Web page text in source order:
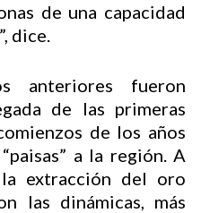
de una capacidad
dice.
anteriores fueron
de las primeras
de los años
a la región. A
extracción del oro
las dinámicas, más